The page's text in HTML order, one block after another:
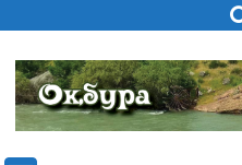
to
content